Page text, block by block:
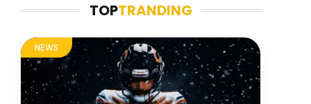
TOPTRANDING
NEWS